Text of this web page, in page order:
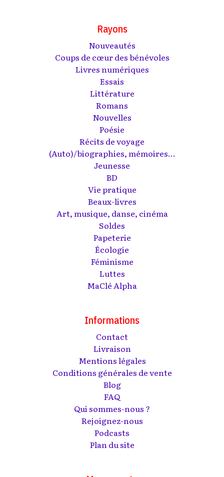
Rayons
Nouveautés
Coups de cœur des bénévoles
Livres numériques
Essais
Littérature
Romans
Nouvelles
Poésie
Récits de voyage
(Auto)/biographies, mémoires...
Jeunesse
BD
Vie pratique
Beaux-livres
Art, musique, danse, cinéma
Soldes
Papeterie
Écologie
Féminisme
Luttes
MaClé Alpha
Informations
Contact
Livraison
Mentions légales
Conditions générales de vente
Blog
FAQ
Qui sommes-nous ?
Rejoignez-nous
Podcasts
Plan du site